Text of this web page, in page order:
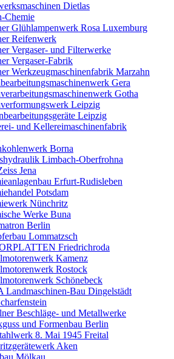
Dietlas
Chemie
Glühlampenwerk Rosa Luxemburg
Reifenwerk
Vergaser- und Filterwerke
Vergaser-Fabrik
Werkzeugmaschinenfabrik Marzahn
Gera
Gotha
Leipzig
Leipzig
und Kellereimaschinenfabrik
Borna
Limbach-Oberfrohna
Jena
Erfurt-Rudisleben
Potsdam
Nünchritz
Werke Buna
Berlin
Lommatzsch
Friedrichroda
Kamenz
Rostock
Schönebeck
Bau Dingelstädt
Beschläge- und Metallwerke
und Formenbau Berlin
8. Mai 1945 Freital
Aken
Mölkau